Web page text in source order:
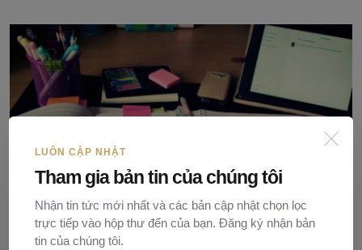
LUÔN CẬP NHẬT
Tham gia bản tin của chúng tôi
Nhận tin tức mới nhất và các bản cập nhật chọn lọc
trực tiếp vào hộp thư đến của bạn. Đăng ký nhận bản
tin của chúng tôi.